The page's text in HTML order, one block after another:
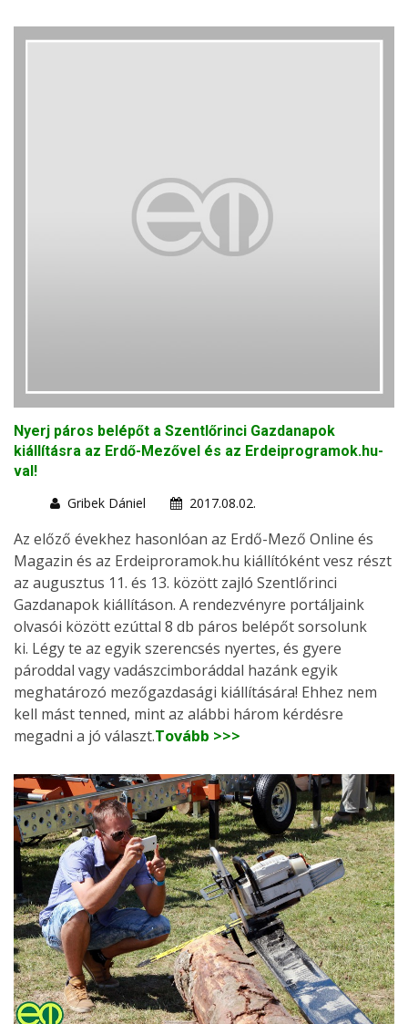
Nyerj páros belépőt a Szentlőrinci Gazdanapok
kiállításra az Erdő-Mezővel és az Erdeiprogramok.hu-
val!
Gribek Dániel
2017.08.02.
Az előző évekhez hasonlóan az Erdő-Mező Online és
Magazin és az Erdeiproramok.hu kiállítóként vesz részt
az augusztus 11. és 13. között zajló Szentlőrinci
Gazdanapok kiállításon. A rendezvényre portáljaink
olvasói között ezúttal 8 db páros belépőt sorsolunk
ki. Légy te az egyik szerencsés nyertes, és gyere
pároddal vagy vadászcimboráddal hazánk egyik
meghatározó mezőgazdasági kiállítására! Ehhez nem
kell mást tenned, mint az alábbi három kérdésre
megadni a jó választ.Tovább >>>